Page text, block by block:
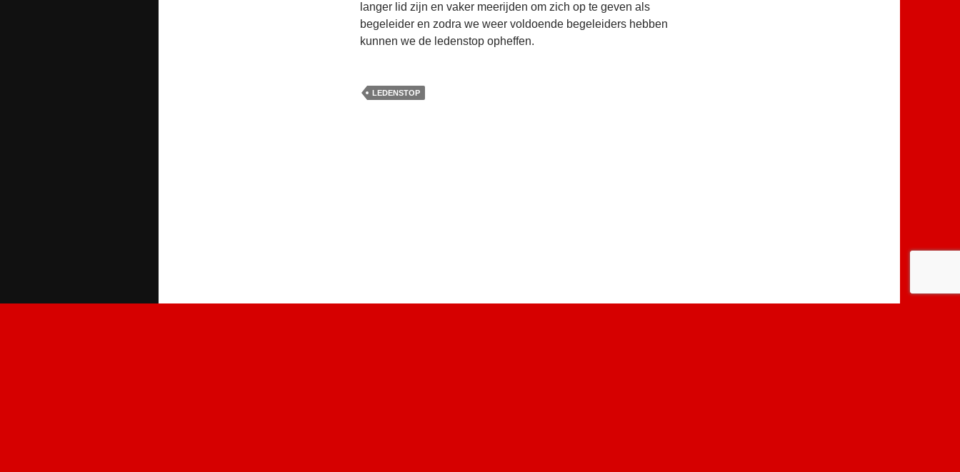
langer lid zijn en vaker meerijden om zich op te geven als
begeleider en zodra we weer voldoende begeleiders hebben
kunnen we de ledenstop opheffen.
LEDENSTOP